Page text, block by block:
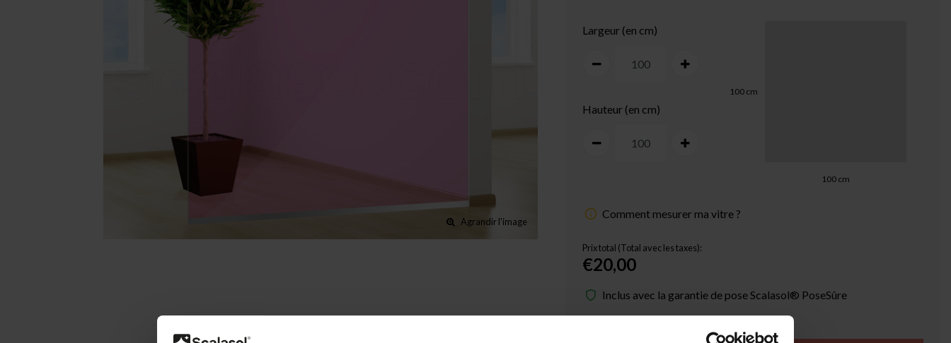
Agrandir l'image
Largeur (en cm)
Hauteur (en cm)
100 cm
100 cm
Comment mesurer ma vitre ?
Prix total (Total avec les taxes):
€20,00
Inclus avec la garantie de pose Scalasol® PoseSûre
Disponible